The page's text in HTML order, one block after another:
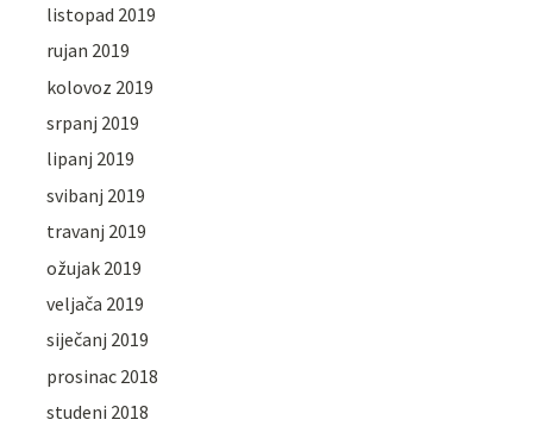
listopad 2019
rujan 2019
kolovoz 2019
srpanj 2019
lipanj 2019
svibanj 2019
travanj 2019
ožujak 2019
veljača 2019
siječanj 2019
prosinac 2018
studeni 2018